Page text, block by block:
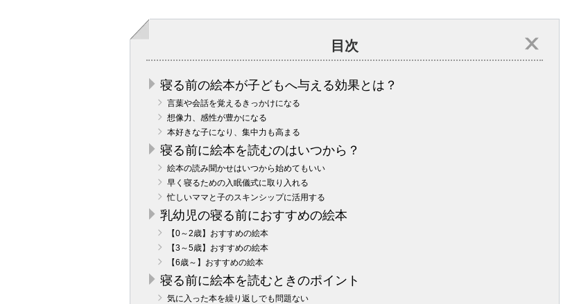
目次
寝る前の絵本が子どもへ与える効果とは？
言葉や会話を覚えるきっかけになる
想像力、感性が豊かになる
本好きな子になり、集中力も高まる
寝る前に絵本を読むのはいつから？
絵本の読み聞かせはいつから始めてもいい
早く寝るための入眠儀式に取り入れる
忙しいママと子のスキンシップに活用する
乳幼児の寝る前におすすめの絵本
【0～2歳】おすすめの絵本
【3～5歳】おすすめの絵本
【6歳～】おすすめの絵本
寝る前に絵本を読むときのポイント
気に入った本を繰り返しでも問題ない